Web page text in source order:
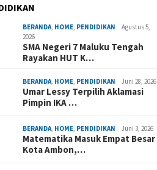
BERANDA HOME PENDIDIKAN
Agustus 5,
2026
SMA Negeri 7 Maluku Tengah
Rayakan HUT K…
BERANDA HOME PENDIDIKAN Juni 28, 2026
Umar Lessy Terpilih Aklamasi
Pimpin IKA …
BERANDA HOME PENDIDIKAN Juni 3, 2026
Matematika Masuk Empat Besar
Kota Ambon,…